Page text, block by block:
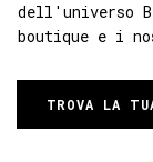
dell'universo
boutique e i
TROVA LA